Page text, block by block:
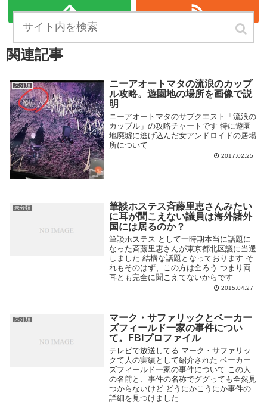
関連記事
未分類
ニーアオートマタの流浪のカップ
ル攻略。遊園地の場所を画像で説
明
ニーアオートマタのサブクエスト「流浪の
カップル」の攻略チャートです 特に遊園
地廃墟に逃げ込んだ女アンドロイドの居場
所について
2017.02.25
未分類
筆談ホステス斉藤里恵さんみたい
に耳が聞こえない議員は海外諸外
国には居るのか？
筆談ホステス として一時期本当に話題に
なった斉藤里恵さんが東京都北区議に当選
しました 結構な話題となっております そ
れもそのはず、この方は全ろう つまり両
耳とも完全に聞こえてないからです
2015.04.27
未分類
マーク・サファリックとベーカー
ズフィールド一家の事件につい
て。FBIプロファイル
テレビで放送してる マーク・サファリッ
クて人の実績として紹介された ベーカー
ズフィールド一家の事件について この人
の名前と、事件の名称でググっても全然見
つからないけど どうにかこうにか事件の
詳細を見つけました